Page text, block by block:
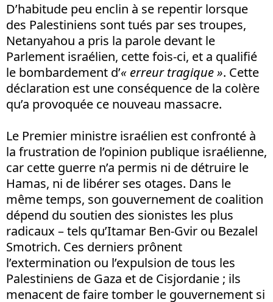
D’habitude peu enclin à se repentir lorsque
des Palestiniens sont tués par ses troupes,
Netanyahou a pris la parole devant le
Parlement israélien, cette fois-ci, et a qualifié
le bombardement d’« erreur tragique ». Cette
déclaration est une conséquence de la colère
qu’a provoquée ce nouveau massacre.
Le Premier ministre israélien est confronté à
la frustration de l’opinion publique israélienne,
car cette guerre n’a permis ni de détruire le
Hamas, ni de libérer ses otages. Dans le
même temps, son gouvernement de coalition
dépend du soutien des sionistes les plus
radicaux – tels qu’Itamar Ben-Gvir ou Bezalel
Smotrich. Ces derniers prônent
l’extermination ou l’expulsion de tous les
Palestiniens de Gaza et de Cisjordanie ; ils
menacent de faire tomber le gouvernement si